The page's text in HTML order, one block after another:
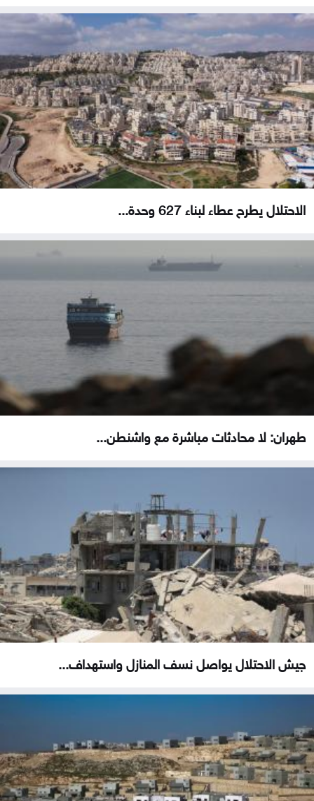
الاحتلال يطرح عطاء لبناء 627 وحدة...
طهران: لا محادثات مباشرة مع واشنطن...
جيش الاحتلال يواصل نسف المنازل واستهداف...